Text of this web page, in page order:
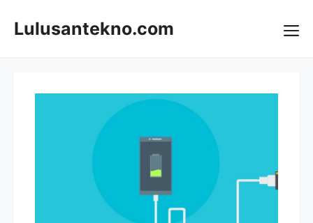
Lulusantekno.com